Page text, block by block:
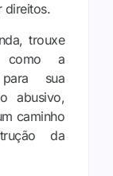
direitos.
trouxe
como a
sua
abusivo,
caminho
da